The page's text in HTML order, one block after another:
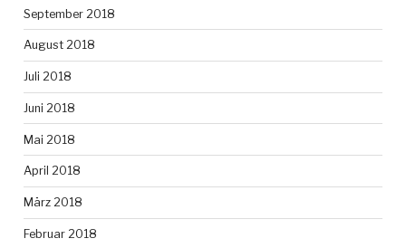
September 2018
August 2018
Juli 2018
Juni 2018
Mai 2018
April 2018
März 2018
Februar 2018